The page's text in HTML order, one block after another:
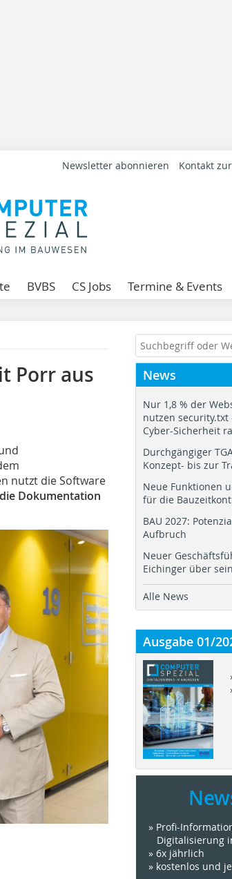
Newsletter abonnieren Kontakt
BVBS CS Jobs Termine & Events
Porr aus
nutzt die Software
Dokumentation
News
Nur 1,8 % der
nutzen security.txt
Cyber-Sicherheit
Durchgängiger
Konzept- bis zur
Neue Funktionen
für die
BAU 2027:
Aufbruch
Neuer
Eichinger über
Alle News
Ausgabe 01/
» Profi-
Digitalisierung
» 6x jährlich
» kostenlos und